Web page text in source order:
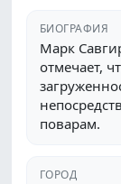
БИОГРАФИЯ
Марк
отмечает,
поварам.
ГОРОД